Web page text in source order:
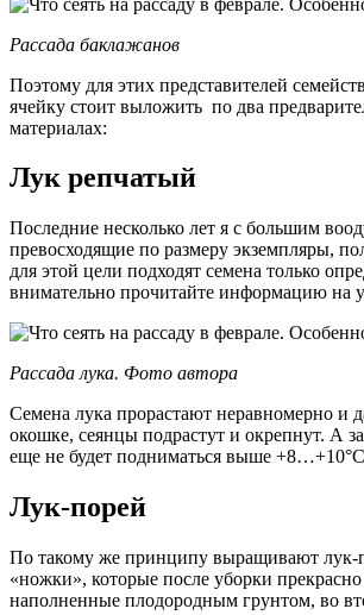
Рассада баклажанов
Поэтому для этих представителей
ячейку стоит выложить по два
материалах:
Лук репчатый
Последние несколько лет я с большим
превосходящие по размеру экземпляры,
для этой цели подходят семена только
внимательно прочитайте информацию на
Рассада лука. Фото автора
Семена лука прорастают неравномерно и
окошке, сеянцы подрастут и окрепнут. А
еще не будет подниматься выше
Лук-порей
По такому же принципу выращивают лук-
«ножки», которые после уборки
наполненные плодородным грунтом, во